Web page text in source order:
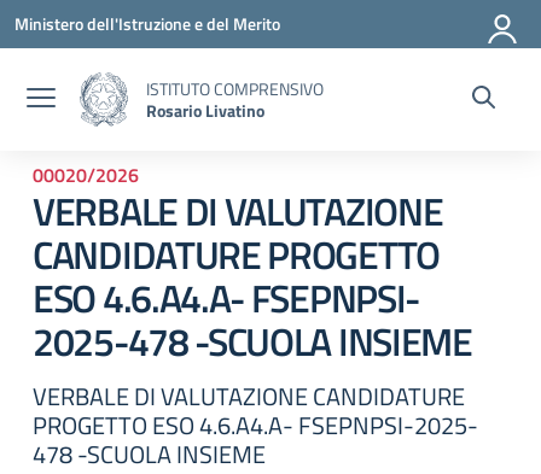
Vai ai contenuti
Vai al menu di navigazione
Vai al footer
Ministero dell'Istruzione e del Merito
ISTITUTO COMPRENSIVO
Rosario Livatino
00020/2026
VERBALE DI VALUTAZIONE
CANDIDATURE PROGETTO
ESO 4.6.A4.A- FSEPNPSI-
2025-478 -SCUOLA INSIEME
VERBALE DI VALUTAZIONE CANDIDATURE
PROGETTO ESO 4.6.A4.A- FSEPNPSI-2025-
478 -SCUOLA INSIEME